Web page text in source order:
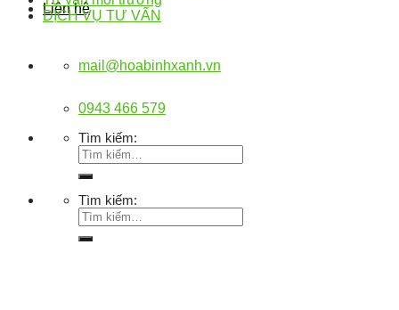
Liên hệ
mail@hoabinhxanh.vn
0943 466 579
Tìm kiếm:
Tìm kiếm:
DỊCH VỤ TƯ VẤN